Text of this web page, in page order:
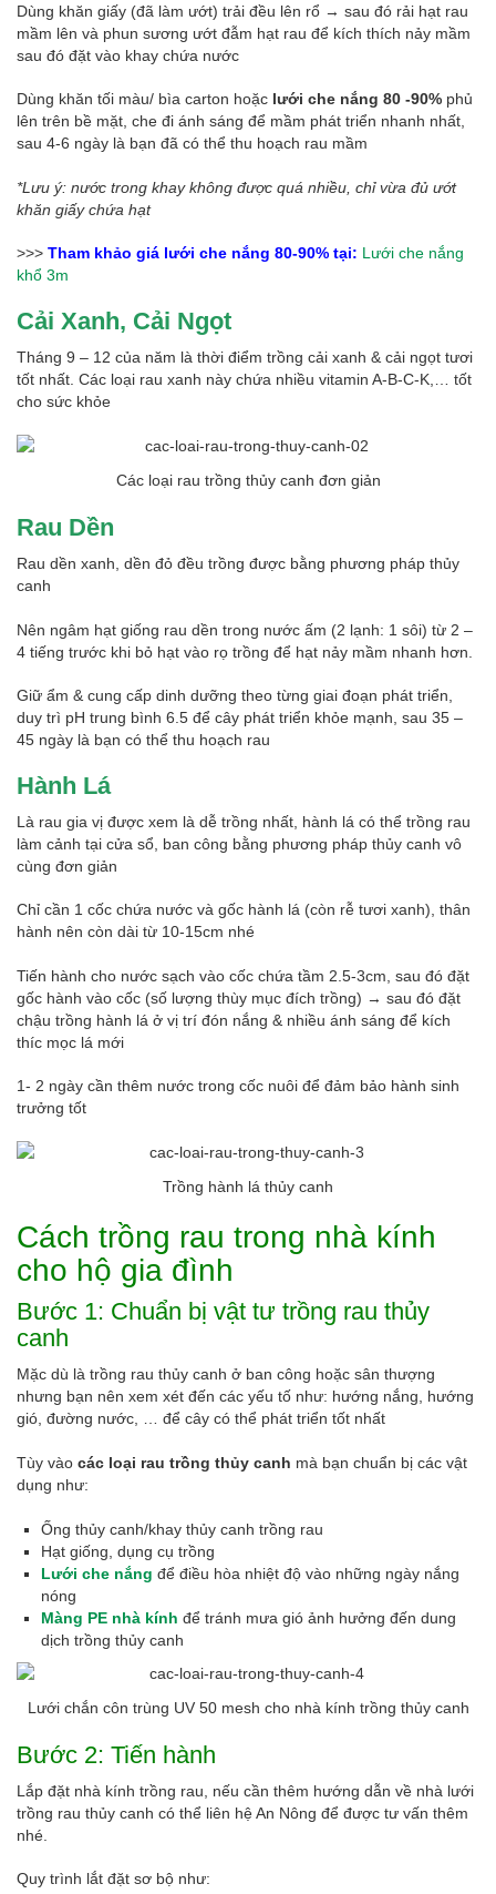
Dùng khăn giấy (đã làm ướt) trải đều lên rổ → sau đó rải hạt rau
mầm lên và phun sương ướt đẫm hạt rau để kích thích nảy mầm
sau đó đặt vào khay chứa nước
Dùng khăn tối màu/ bìa carton hoặc lưới che nắng 80 -90% phủ
lên trên bề mặt, che đi ánh sáng để mầm phát triển nhanh nhất,
sau 4-6 ngày là bạn đã có thể thu hoạch rau mầm
*Lưu ý: nước trong khay không được quá nhiều, chỉ vừa đủ ướt
khăn giấy chứa hạt
>>> Tham khảo giá lưới che nắng 80-90% tại: Lưới che nắng
khổ 3m
Cải Xanh, Cải Ngọt
Tháng 9 – 12 của năm là thời điểm trồng cải xanh & cải ngọt tươi
tốt nhất. Các loại rau xanh này chứa nhiều vitamin A-B-C-K,… tốt
cho sức khỏe
Các loại rau trồng thủy canh đơn giản
Rau Dền
Rau dền xanh, dền đỏ đều trồng được bằng phương pháp thủy
canh
Nên ngâm hạt giống rau dền trong nước ấm (2 lạnh: 1 sôi) từ 2 –
4 tiếng trước khi bỏ hạt vào rọ trồng để hạt nảy mầm nhanh hơn.
Giữ ẩm & cung cấp dinh dưỡng theo từng giai đoạn phát triển,
duy trì pH trung bình 6.5 để cây phát triển khỏe mạnh, sau 35 –
45 ngày là bạn có thể thu hoạch rau
Hành Lá
Là rau gia vị được xem là dễ trồng nhất, hành lá có thể trồng rau
làm cảnh tại cửa sổ, ban công bằng phương pháp thủy canh vô
cùng đơn giản
Chỉ cần 1 cốc chứa nước và gốc hành lá (còn rễ tươi xanh), thân
hành nên còn dài từ 10-15cm nhé
Tiến hành cho nước sạch vào cốc chứa tầm 2.5-3cm, sau đó đặt
gốc hành vào cốc (số lượng thùy mục đích trồng) → sau đó đặt
chậu trồng hành lá ở vị trí đón nắng & nhiều ánh sáng để kích
thíc mọc lá mới
1- 2 ngày cần thêm nước trong cốc nuôi để đảm bảo hành sinh
trưởng tốt
Trồng hành lá thủy canh
Cách trồng rau trong nhà kính
cho hộ gia đình
Bước 1: Chuẩn bị vật tư trồng rau thủy
canh
Mặc dù là trồng rau thủy canh ở ban công hoặc sân thượng
nhưng bạn nên xem xét đến các yếu tố như: hướng nắng, hướng
gió, đường nước, … để cây có thể phát triển tốt nhất
Tùy vào các loại rau trồng thủy canh mà bạn chuẩn bị các vật
dụng như:
Ống thủy canh/khay thủy canh trồng rau
Hạt giống, dụng cụ trồng
Lưới che nắng để điều hòa nhiệt độ vào những ngày nắng
nóng
Màng PE nhà kính để tránh mưa gió ảnh hưởng đến dung
dịch trồng thủy canh
Lưới chắn côn trùng UV 50 mesh cho nhà kính trồng thủy canh
Bước 2: Tiến hành
Lắp đặt nhà kính trồng rau, nếu cần thêm hướng dẫn về nhà lưới
trồng rau thủy canh có thể liên hệ An Nông để được tư vấn thêm
nhé.
Quy trình lắt đặt sơ bộ như: